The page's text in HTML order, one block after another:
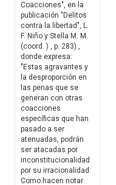
Coacciones", en la
publicación "Delitos
contra la libertad", L.
F. Niño y Stella M. M.
(coord. ) , p. 283) ,
donde expresa:
"Estas agravantes y
la desproporción en
las penas que se
generan con otras
coacciones
específicas que han
pasado a ser
atenuadas, podrán
ser atacadas por
inconstitucionalidad
por su irracionalidad.
Como hacen notar